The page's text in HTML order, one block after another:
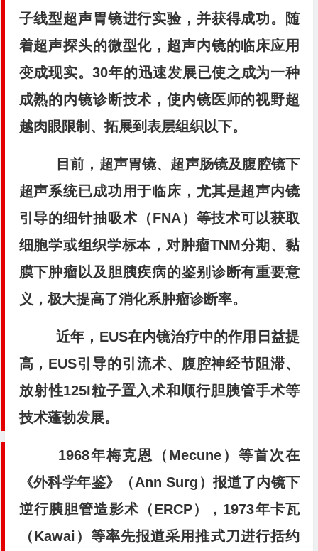
子线型超声胃镜进行实验，并获得成功。随
着超声探头的微型化，超声内镜的临床应用
变成现实。30年的迅速发展已使之成为一种
成熟的内镜诊断技术，使内镜医师的视野超
越肉眼限制、拓展到表层组织以下。
目前，超声胃镜、超声肠镜及腹腔镜下
超声系统已成功用于临床，尤其是超声内镜
引导的细针抽吸术（FNA）等技术可以获取
细胞学或组织学标本，对肿瘤TNM分期、黏
膜下肿瘤以及胆胰疾病的鉴别诊断有重要意
义，极大提高了消化系肿瘤诊断率。
近年，EUS在内镜治疗中的作用日益提
高，EUS引导的引流术、腹腔神经节阻滞、
放射性125I粒子置入术和顺行胆胰管手术等
技术蓬勃发展。
1968年梅克恩（Mecune）等首次在
《外科学年鉴》（Ann Surg）报道了内镜下
逆行胰胆管造影术（ERCP），1973年卡瓦
（Kawai）等率先报道采用推式刀进行括约